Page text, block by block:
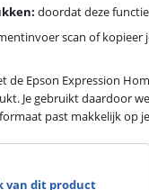
doordat deze
scan of kopieer
Epson Expression
Je gebruikt daardoor
past makkelijk op
van dit product